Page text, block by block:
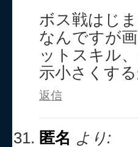
ボス戦はじ
なんですが
ットスキル
示小さくす
返信
匿名 より: